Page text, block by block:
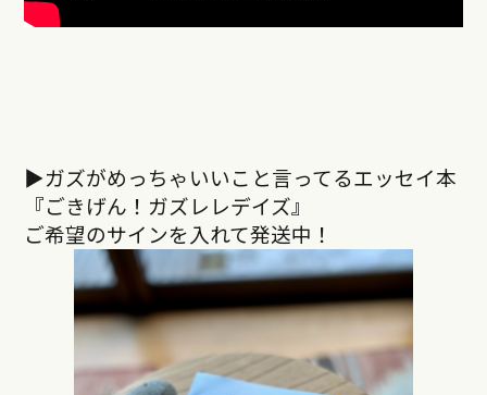
▶︎ガズがめっちゃいいこと言ってるエッセイ本
『ごきげん！ガズレレデイズ』
ご希望のサインを入れて発送中！